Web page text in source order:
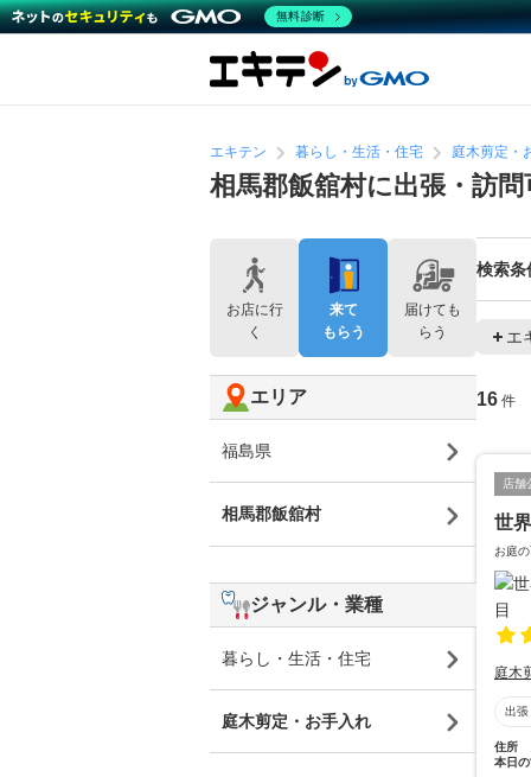
エキテン 暮らし・生活・住宅 庭木剪定・
相馬郡飯舘村に出張・訪
検索条
エ
16 件
店舗
世
お庭
庭木
出張
住所
本日
お店に行
く
来て
もらう
届けても
らう
エリア
福島県
相馬郡飯舘村
ジャンル・業種
暮らし・生活・住宅
庭木剪定・お手入れ
無料診断